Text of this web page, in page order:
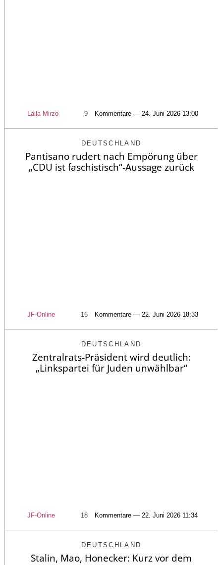
Laila Mirzo 9 Kommentare — 24. Juni 2026 13:00
DEUTSCHLAND
Pantisano rudert nach Empörung über
„CDU ist faschistisch“-Aussage zurück
JF-Online 16 Kommentare — 22. Juni 2026 18:33
DEUTSCHLAND
Zentralrats-Präsident wird deutlich:
„Linkspartei für Juden unwählbar“
JF-Online 18 Kommentare — 22. Juni 2026 11:34
DEUTSCHLAND
Stalin, Mao, Honecker: Kurz vor dem